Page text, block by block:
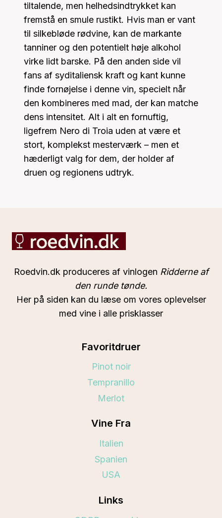
tiltalende, men helhedsindtrykket kan
fremstå en smule rustikt. Hvis man er vant
til silkebløde rødvine, kan de markante
tanniner og den potentielt høje alkohol
virke lidt barske. På den anden side vil
fans af syditaliensk kraft og kant kunne
finde fornøjelse i denne vin, specielt når
den kombineres med mad, der kan matche
dens intensitet. Alt i alt en fornuftig,
ligefrem Nero di Troia uden at være et
stort, komplekst mesterværk – men et
hæderligt valg for dem, der holder af
druen og regionens udtryk.
Roedvin.dk produceres af vinlogen Ridderne af
den runde tønde.
Her på siden kan du læse om vores oplevelser
med vine i alle prisklasser
Favoritdruer
Pinot noir
Tempranillo
Merlot
Vine Fra
Italien
Spanien
USA
Links